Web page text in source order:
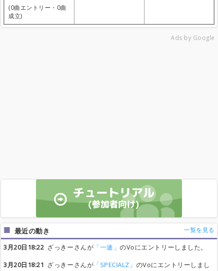
(0曲エントリー・0曲
成立)
Ads by Google
最近の動き 一覧を見る
3月20日18:22 ざっきーさんが 「一途」のVoにエントリーしました。
3月20日18:21 ざっきーさんが 「SPECIALZ」 のVoにエントリーしまし